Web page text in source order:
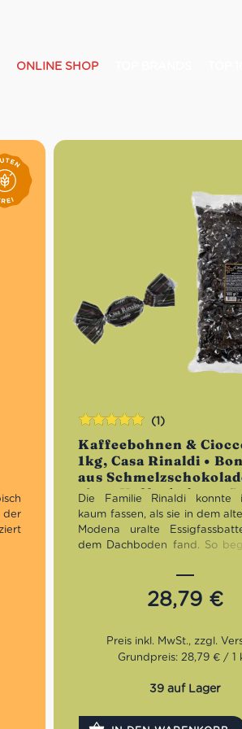
ONLINE SHOP
der
Kaffeebohnen &
1kg, Casa Rinaldi •
aus
einer Kaffeebohne •
aus Italien
(1)
Die Familie Rinaldi konnte
kaum fassen, als sie in dem
Modena uralte
dem Dachboden fand. So
typische Acetaia, wie es in
üblich ist. Später entwickelte
einer der wichtigsten Feinkost
überzeugt das Unternehmen
disen leckeren
28,79 €
Bewertet
mit5.00von
5
Grundpreis: 28,79 € / 1
39 auf Lager